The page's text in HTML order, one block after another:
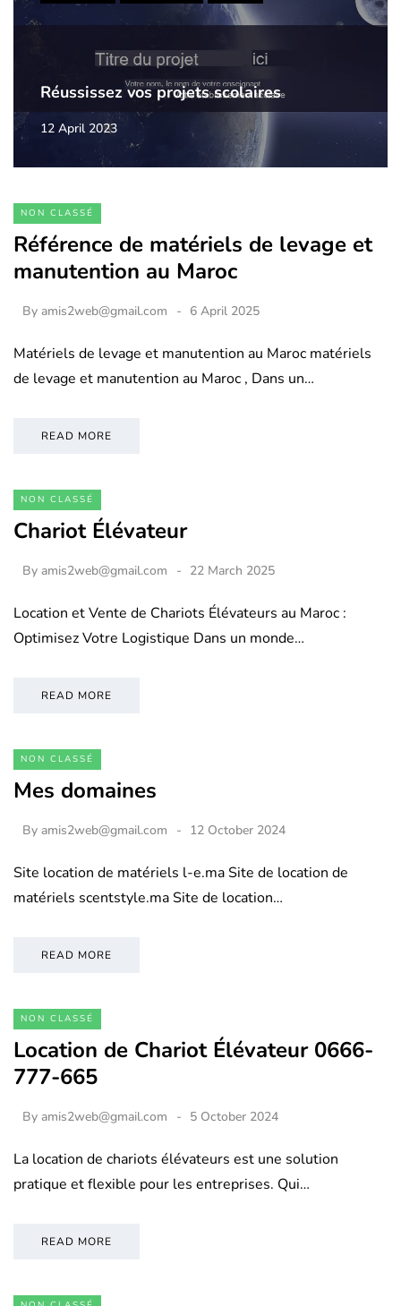
Réussissez vos projets scolaires
12 April 2023
NON CLASSÉ
Référence de matériels de levage et
manutention au Maroc
By amis2web@gmail.com 6 April 2025
Matériels de levage et manutention au Maroc matériels
de levage et manutention au Maroc , Dans un…
READ MORE
NON CLASSÉ
Chariot Élévateur
By amis2web@gmail.com 22 March 2025
Location et Vente de Chariots Élévateurs au Maroc :
Optimisez Votre Logistique Dans un monde…
READ MORE
NON CLASSÉ
Mes domaines
By amis2web@gmail.com 12 October 2024
Site location de matériels l-e.ma Site de location de
matériels scentstyle.ma Site de location…
READ MORE
NON CLASSÉ
Location de Chariot Élévateur 0666-
777-665
By amis2web@gmail.com 5 October 2024
La location de chariots élévateurs est une solution
pratique et flexible pour les entreprises. Qui…
READ MORE